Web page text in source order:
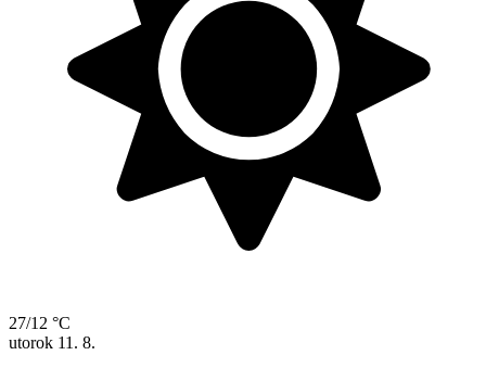
27/12 °C
utorok 11. 8.